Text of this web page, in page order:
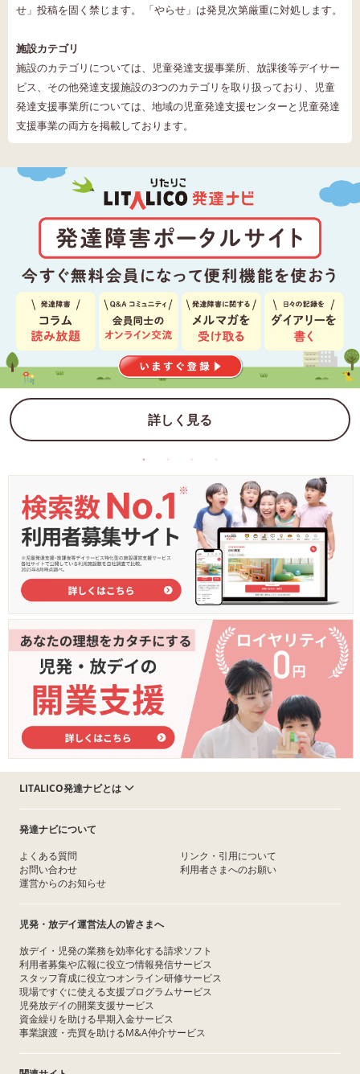
せ」投稿を固く禁じます。 「やらせ」は発見次第厳重に対処します。
施設カテゴリ
施設のカテゴリについては、児童発達支援事業所、放課後等デイサー
ビス、その他発達支援施設の3つのカテゴリを取り扱っており、児童
発達支援事業所については、地域の児童発達支援センターと児童発達
支援事業の両方を掲載しております。
詳しく見る
LITALICO発達ナビとは
発達ナビについて
よくある質問
お問い合わせ
運営からのお知らせ
リンク・引用について
利用者さまへのお願い
児発・放デイ運営法人の皆さまへ
放デイ・児発の業務を効率化する請求ソフト
利用者募集や広報に役立つ情報発信サービス
スタッフ育成に役立つオンライン研修サービス
現場ですぐに使える支援プログラムサービス
児発放デイの開業支援サービス
資金繰りを助ける早期入金サービス
事業譲渡・売買を助けるM&A仲介サービス